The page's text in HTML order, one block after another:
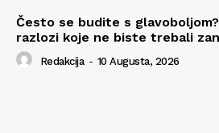
Često se budite s
razlozi koje ne biste trebali
Redakcija - 10 Augusta, 2026